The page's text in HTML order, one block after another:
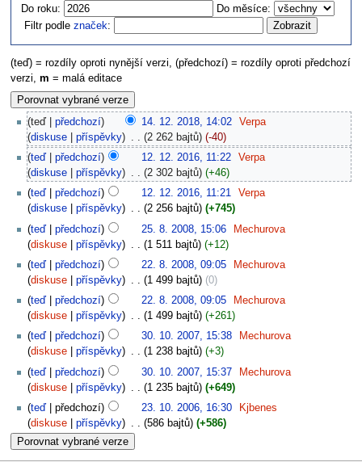
navigaci
vyhledávání
Do roku:
Do měsíce:
Filtr podleznaček:
(teď) = rozdíly oproti nynější verzi, (předchozí) = rozdíly oproti předchozí
verzi, m = malá editace
teď předchozí 14. 12. 2018, 14:02
Verpa
diskuse
příspěvky 2 262 bajtů
-40
teď
předchozí 12. 12. 2016, 11:22
Verpa
diskuse
příspěvky 2 302 bajtů
+46
teď
předchozí 12. 12. 2016, 11:21
Verpa
diskuse
příspěvky 2 256 bajtů
+745
teď
předchozí 25. 8. 2008, 15:06
Mechurova
diskuse
příspěvky 1 511 bajtů
+12
teď
předchozí 22. 8. 2008, 09:05
Mechurova
diskuse
příspěvky 1 499 bajtů
0
teď
předchozí 22. 8. 2008, 09:05
Mechurova
diskuse
příspěvky 1 499 bajtů
+261
teď
předchozí 30. 10. 2007, 15:38
Mechurova
diskuse
příspěvky 1 238 bajtů
+3
teď
předchozí 30. 10. 2007, 15:37
Mechurova
diskuse
příspěvky 1 235 bajtů
+649
teď
předchozí 23. 10. 2006, 16:30
Kjbenes
diskuse
příspěvky 586 bajtů +586